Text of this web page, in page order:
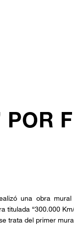
una obra
titulada “300.000
trata del primer